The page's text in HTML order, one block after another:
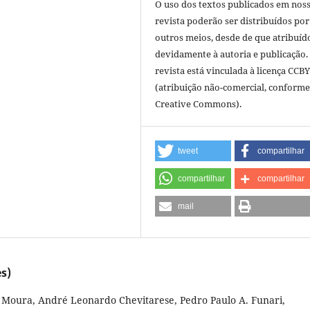
O uso dos textos publicados em
revista poderão ser distribuídos por
outros meios, desde de que
devidamente à autoria e publicação.
revista está vinculada à licença
(atribuição não-comercial,
Creative Commons).
tweet compartilhar
compartilhar compartilhar
mail
André Leonardo Chevitarese, Pedro Paulo A. Funari,